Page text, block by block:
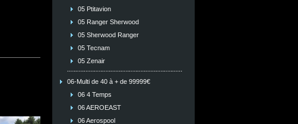
05 Ptitavion
05 Ranger Sherwood
05 Sherwood Ranger
05 Tecnam
05 Zenair
06-Multi de 40 à + de 99999€
06 4 Temps
06 AEROEAST
06 Aerospool